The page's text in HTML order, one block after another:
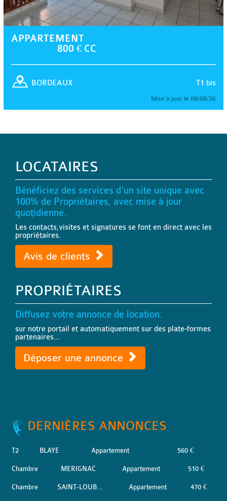
APPARTEMENT
800 € CC
T1 bis
BORDEAUX
Mise à jour le 08/08/26
LOCATAIRES
Bénéficiez des services d'un site unique avec
100% de Propriétaires, avec mise à jour
quotidienne.
Les contacts,visites et signatures se font en direct avec les
propriétaires.
Avis de clients
PROPRIÉTAIRES
Diffusez votre annonce de location.
sur notre portail et automatiquement sur des plate-formes
partenaires...
Déposer une annonce
DERNIÈRES ANNONCES
T2 BLAYE Appartement 560 €
Chambre MERIGNAC Appartement 510 €
Chambre SAINT-LOUB .. Appartement 470 €